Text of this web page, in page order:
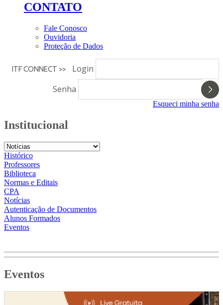
CONTATO
Fale Conosco
Ouvidoria
Proteção de Dados
ITF CONNECT >>
Login
Senha
Esqueci minha senha
Institucional
Histórico
Professores
Biblioteca
Normas e Editais
CPA
Notícias
Autenticação de Documentos
Alunos Formados
Eventos
Eventos